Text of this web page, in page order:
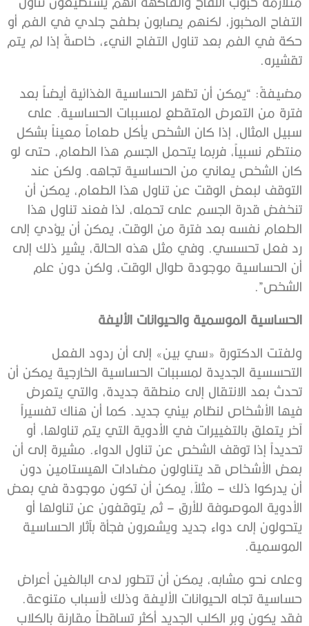
التفاح المخبوز، لكنهم يصابون بطفح جلدي في الفم أو
حكة في الفم بعد تناول التفاح النيء، خاصةً إذا لم يتم
تقشيره.
مضيفةً: “يمكن أن تظهر الحساسية الغذائية أيضاً بعد
فترة من التعرض المتقطع لمسببات الحساسية. على
سبيل المثال، إذا كان الشخص يأكل طعاماً معيناً بشكل
منتظم نسبياً، فربما يتحمل الجسم هذا الطعام، حتى لو
كان الشخص يعاني من الحساسية تجاهه. ولكن عند
التوقف لبعض الوقت عن تناول هذا الطعام، يمكن أن
تنخفض قدرة الجسم على تحمله، لذا فعند تناول هذا
الطعام نفسه بعد فترة من الوقت، يمكن أن يؤدي إلى
رد فعل تحسسي. وفي مثل هذه الحالة، يشير ذلك إلى
أن الحساسية موجودة طوال الوقت، ولكن دون علم
الشخص”.
الحساسية الموسمية والحيوانات الأليفة
ولفتت الدكتورة «سي بين» إلى أن ردود الفعل
التحسسية الجديدة لمسببات الحساسية الخارجية يمكن أن
تحدث بعد الانتقال إلى منطقة جديدة، والتي يتعرض
فيها الأشخاص لنظام بيئي جديد. كما أن هناك تفسيراً
آخر يتعلق بالتغييرات في الأدوية التي يتم تناولها، أو
تحديداً إذا توقف الشخص عن تناول الدواء. مشيرة إلى أن
بعض الأشخاص قد يتناولون مضادات الهيستامين دون
أن يدركوا ذلك – مثلاً، يمكن أن تكون موجودة في بعض
الأدوية الموصوفة للأرق – ثم يتوقفون عن تناولها أو
يتحولون إلى دواء جديد ويشعرون فجأة بآثار الحساسية
الموسمية.
وعلى نحو مشابه، يمكن أن تتطور لدى البالغين أعراض
حساسية تجاه الحيوانات الأليفة وذلك لأسباب متنوعة.
فقد يكون وبر الكلب الجديد أكثر تساقطاً مقارنة بالكلاب